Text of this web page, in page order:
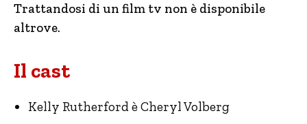
Trattandosi di un film tv non è disponibile
altrove.
Il cast
Kelly Rutherford è Cheryl Volberg